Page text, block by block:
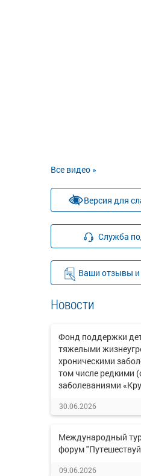
Все видео »
Версия для
Служба
Ваши отзывы
Новости
Фонд поддержки
тяжелыми
хроническими
том числе редкими
заболеваниями
30.06.2026
Международный
форум
09.06.2026